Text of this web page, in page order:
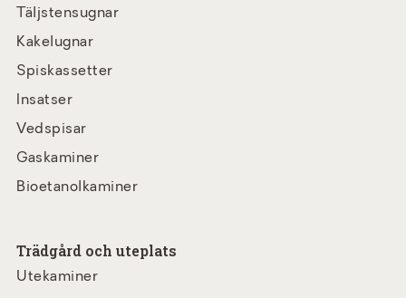
Täljstensugnar
Kakelugnar
Spiskassetter
Insatser
Vedspisar
Gaskaminer
Bioetanolkaminer
Trädgård och uteplats
Utekaminer